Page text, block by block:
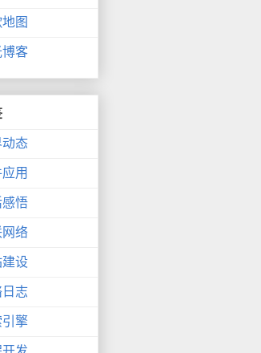
图
博客
动态
用
感悟
网络
建设
日志
擎